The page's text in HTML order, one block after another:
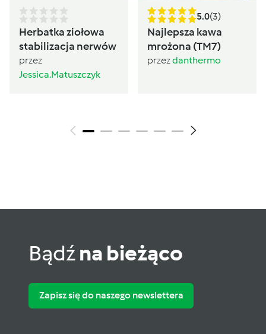
Herbatka ziołowa
stabilizacja nerwów
przez
Jessica.Matuszczyk
5.0(3)
Najlepsza kawa
mrożona (TM7)
przezdanthermo
Bądźna bieżąco
Zapisz się do naszego newslettera